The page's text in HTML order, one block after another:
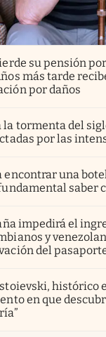
su pensión
más tarde
por daños
la tormenta del
por las
encontrar una
saber
impedirá el
y
del
histórico
en que